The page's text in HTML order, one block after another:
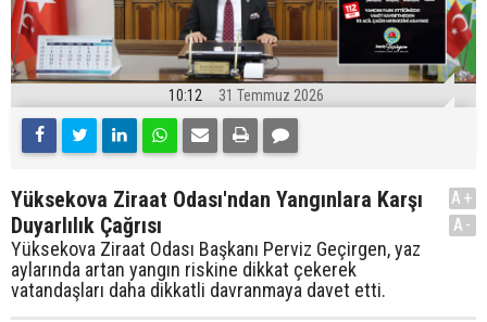
10:12 31 Temmuz 2026
Yüksekova Ziraat Odası'ndan Yangınlara Karşı
Duyarlılık Çağrısı
Yüksekova Ziraat Odası Başkanı Perviz Geçirgen, yaz
aylarında artan yangın riskine dikkat çekerek
vatandaşları daha dikkatli davranmaya davet etti.
A+
A-